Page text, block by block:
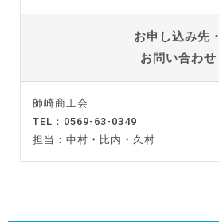
お申し込み先・
お問い合わせ
師崎商工会
TEL：0569-63-0349
担当：中村・比内・久村